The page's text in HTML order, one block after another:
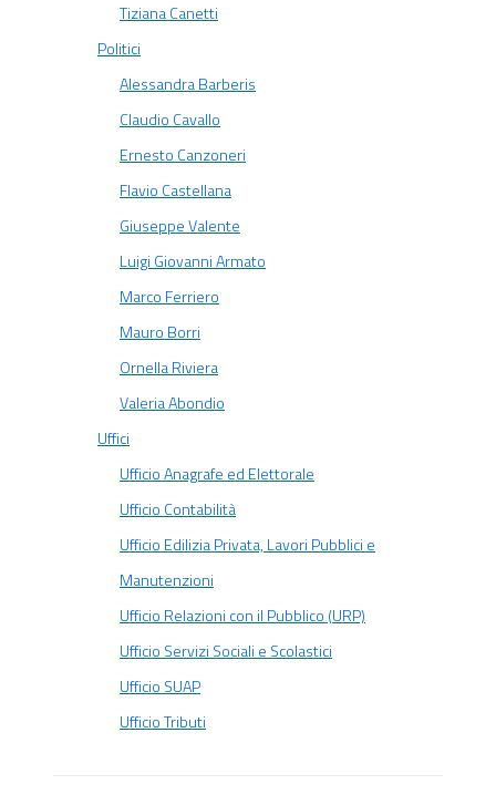
Tiziana Canetti
Politici
Alessandra Barberis
Claudio Cavallo
Ernesto Canzoneri
Flavio Castellana
Giuseppe Valente
Luigi Giovanni Armato
Marco Ferriero
Mauro Borri
Ornella Riviera
Valeria Abondio
Uffici
Ufficio Anagrafe ed Elettorale
Ufficio Contabilità
Ufficio Edilizia Privata, Lavori Pubblici e
Manutenzioni
Ufficio Relazioni con il Pubblico (URP)
Ufficio Servizi Sociali e Scolastici
Ufficio SUAP
Ufficio Tributi